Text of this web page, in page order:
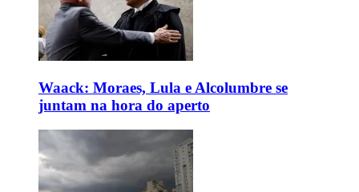
Waack: Moraes, Lula e Alcolumbre se
juntam na hora do aperto